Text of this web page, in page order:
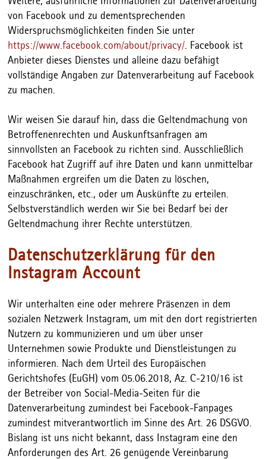
von Facebook und zu dementsprechenden
Widerspruchsmöglichkeiten finden Sie unter
https://www.facebook.com/about/privacy/. Facebook ist
Anbieter dieses Dienstes und alleine dazu befähigt
vollständige Angaben zur Datenverarbeitung auf Facebook
zu machen.
Wir weisen Sie darauf hin, dass die Geltendmachung von
Betroffenenrechten und Auskunftsanfragen am
sinnvollsten an Facebook zu richten sind. Ausschließlich
Facebook hat Zugriff auf ihre Daten und kann unmittelbar
Maßnahmen ergreifen um die Daten zu löschen,
einzuschränken, etc., oder um Auskünfte zu erteilen.
Selbstverständlich werden wir Sie bei Bedarf bei der
Geltendmachung ihrer Rechte unterstützen.
Datenschutzerklärung für den
Instagram Account
Wir unterhalten eine oder mehrere Präsenzen in dem
sozialen Netzwerk Instagram, um mit den dort registrierten
Nutzern zu kommunizieren und um über unser
Unternehmen sowie Produkte und Dienstleistungen zu
informieren. Nach dem Urteil des Europäischen
Gerichtshofes (EuGH) vom 05.06.2018, Az. C-210/16 ist
der Betreiber von Social-Media-Seiten für die
Datenverarbeitung zumindest bei Facebook-Fanpages
zumindest mitverantwortlich im Sinne des Art. 26 DSGVO.
Bislang ist uns nicht bekannt, dass Instagram eine den
Anforderungen des Art. 26 genügende Vereinbarung